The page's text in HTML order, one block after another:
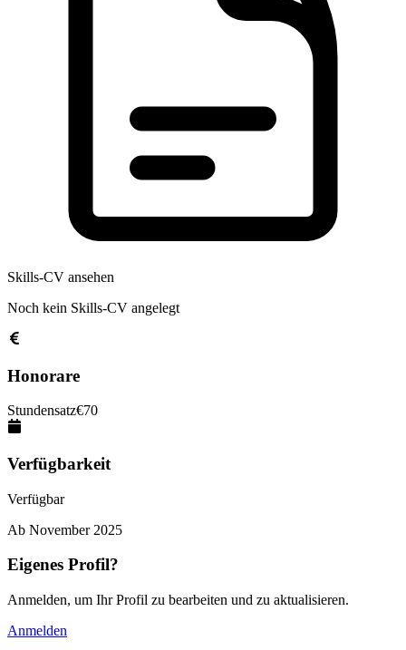
Skills-CV ansehen
Noch kein Skills-CV angelegt
Honorare
Stundensatz€70
Verfügbarkeit
Verfügbar
Ab November 2025
Eigenes Profil?
Anmelden, um Ihr Profil zu bearbeiten und zu aktualisieren.
Anmelden